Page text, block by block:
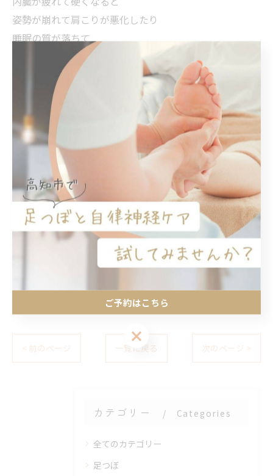
姿勢が崩れて肩こりが悪化したり
睡眠の質が落ちて
疲れが取れにくくなったりすることも....
店では、手のぬくもりを大切にした
オールハンドのケアで
お腹から全身のバランスを
じんわりと整えていきます。
「歳のせい」と諦める前に
体の内側からのSOSに耳を傾けてみませんか？
他の投稿はこちらから💁‍♀️
< 前のページ 一覧に戻る 次のページ >
カテゴリー Categories
全てのカテゴリー
足つぼ
ご予約はこちら
ご予約はこちら